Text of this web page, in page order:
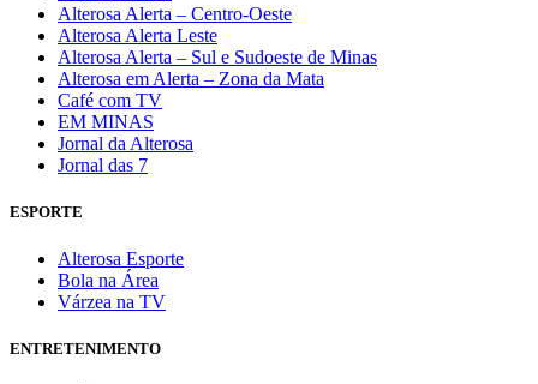
Alterosa Alerta – Centro-Oeste
Alterosa Alerta Leste
Alterosa Alerta – Sul e Sudoeste de Minas
Alterosa em Alerta – Zona da Mata
Café com TV
EM MINAS
Jornal da Alterosa
Jornal das 7
ESPORTE
Alterosa Esporte
Bola na Área
Várzea na TV
ENTRETENIMENTO